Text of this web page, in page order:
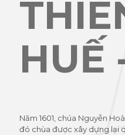
HUẾ
Năm 1601, chúa Nguyễn
đó chùa được xây dựng lại